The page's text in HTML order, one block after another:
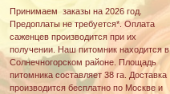
Принимаем заказы на 2026 год.
Предоплаты не требуется*. Оплата
саженцев производится при их
получении. Наш питомник находится в
Солнечногорском районе. Площадь
питомника составляет 38 га. Доставка
производится бесплатно по Москве и